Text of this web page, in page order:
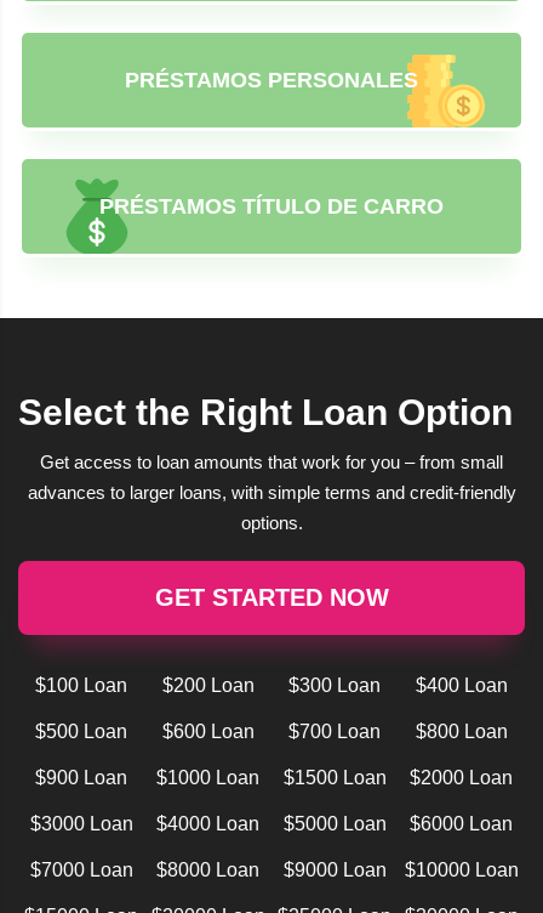
PRÉSTAMOS PERSONALES
PRÉSTAMOS TÍTULO DE CARRO
Select the Right Loan Option
Get access to loan amounts that work for you – from small
advances to larger loans, with simple terms and credit-friendly
options.
GET STARTED NOW
$100 Loan $200 Loan $300 Loan $400 Loan
$500 Loan $600 Loan $700 Loan $800 Loan
$900 Loan $1000 Loan $1500 Loan $2000 Loan
$3000 Loan $4000 Loan $5000 Loan $6000 Loan
$7000 Loan $8000 Loan $9000 Loan $10000 Loan